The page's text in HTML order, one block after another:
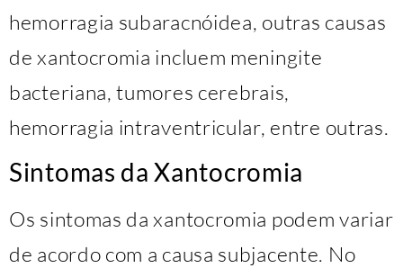
hemorragia subaracnóidea, outras causas
de xantocromia incluem meningite
bacteriana, tumores cerebrais,
hemorragia intraventricular, entre outras.
Sintomas da Xantocromia
Os sintomas da xantocromia podem variar
de acordo com a causa subjacente. No